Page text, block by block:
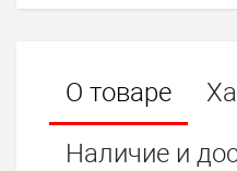
О товаре
Наличие и